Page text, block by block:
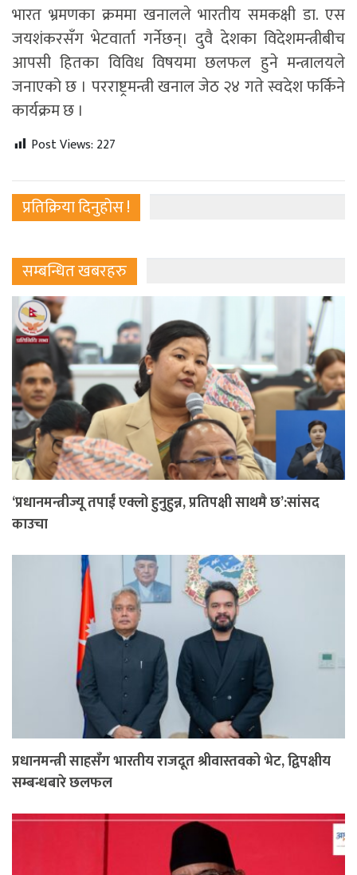
भारत भ्रमणका क्रममा खनालले भारतीय समकक्षी डा. एस
जयशंकरसँग भेटवार्ता गर्नेछन्। दुवै देशका विदेशमन्त्रीबीच
आपसी हितका विविध विषयमा छलफल हुने मन्त्रालयले
जनाएको छ । परराष्ट्रमन्त्री खनाल जेठ २४ गते स्वदेश फर्किने
कार्यक्रम छ ।
Post Views: 227
प्रतिक्रिया दिनुहोस !
सम्बन्धित खबरहरु
‘प्रधानमन्त्रीज्यू तपाईं एक्लो हुनुहुन्न, प्रतिपक्षी साथमै छ’:सांसद
काउचा
प्रधानमन्त्री साहसँग भारतीय राजदूत श्रीवास्तवको भेट, द्विपक्षीय
सम्बन्धबारे छलफल